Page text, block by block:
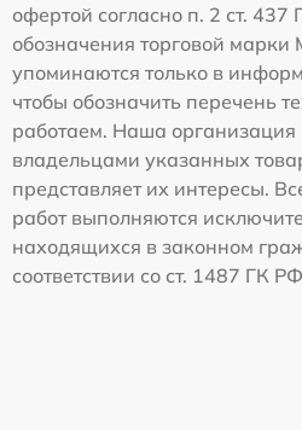
офертой согласно п. 2 ст.
обозначения торговой
упоминаются только в
чтобы обозначить перечень
работаем. Наша
владельцами указанных
представляет их интересы.
работ выполняются
находящихся в законном
соответствии со ст. 1487 ГК